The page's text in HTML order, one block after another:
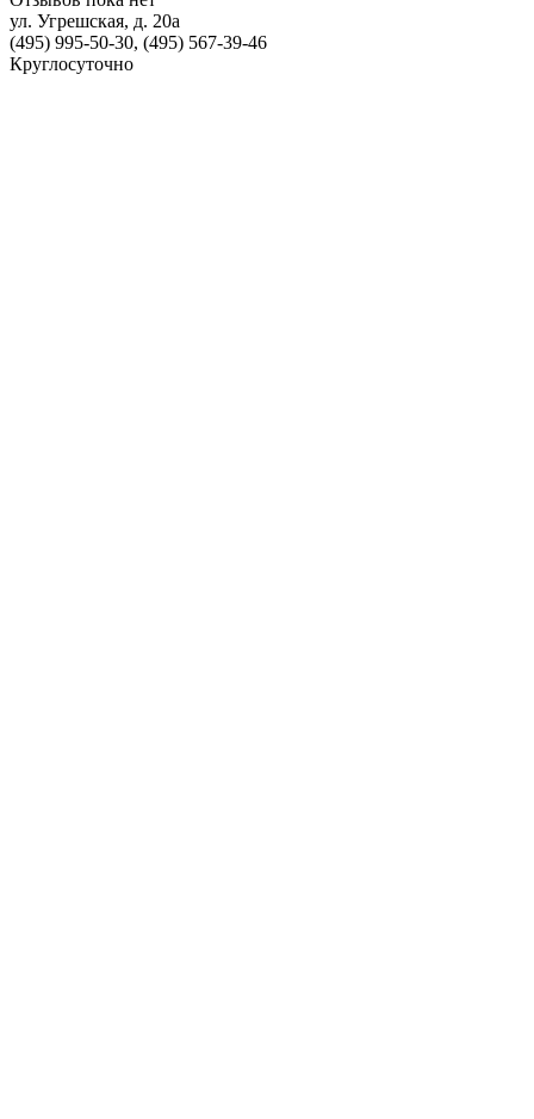
ул. Угрешская, д. 20а
(495) 995-50-30, (495) 567-39-46
Круглосуточно